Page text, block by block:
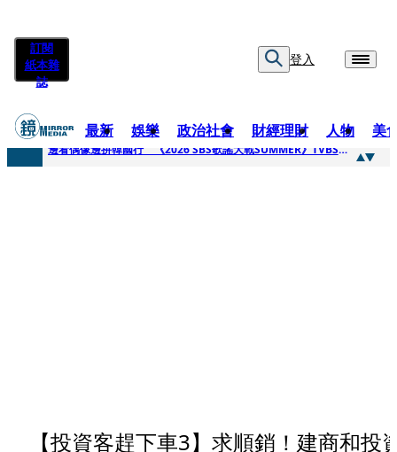
訂閱
紙本雜
誌
登入
最新 娛樂 政治社會 財經理財 人物 美
快訊
邊看偶像邊拚韓國行 《2026 SBS歌謠大戰SUMMER》TVBS直播祭追星福利
【投資客趕下車3】求順銷！建商和投